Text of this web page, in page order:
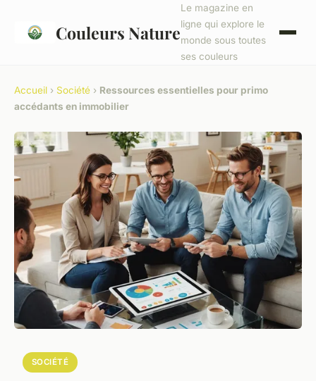
Couleurs Nature
Le magazine en
ligne qui explore le
monde sous toutes
ses couleurs
Accueil › Société › Ressources essentielles pour primo
accédants en immobilier
SOCIÉTÉ